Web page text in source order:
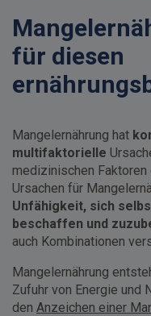
für diesen
Mangelernährung hat
multifaktorielle
medizinischen
Ursachen für
Unfähigkeit, sich
beschaffen und
auch Kombinationen
Mangelernährung
Zufuhr von Energie und
den Anzeichen einer